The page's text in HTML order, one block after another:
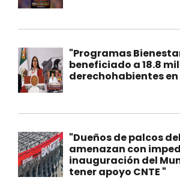
"Programas
beneficiado a 18.8
derechohabientes en
"Dueños de palcos
amenazan con
inauguración del
tener apoyo CNTE "